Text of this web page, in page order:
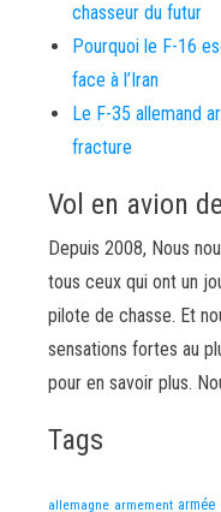
chasseur du futur
Pourquoi le F-16
face à l’Iran
Le F-35 allemand
fracture
Vol en avion
Depuis 2008, Nous
tous ceux qui ont un
pilote de chasse. Et
sensations fortes au
pour en savoir plus.
Tags
allemagne armement armée